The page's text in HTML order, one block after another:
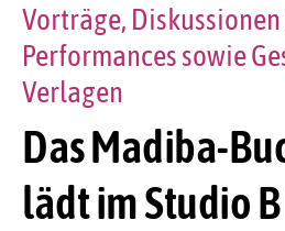
Das Madiba-
lädt im Studio
Vorträge, Diskussionen
Performances sowie
Verlagen